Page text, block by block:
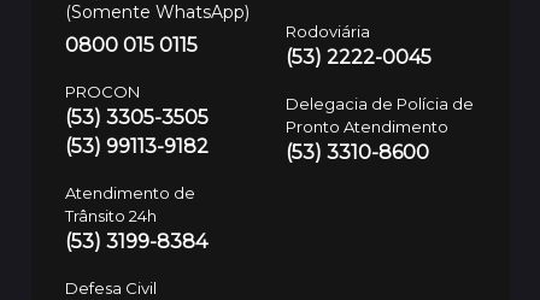
(Somente WhatsApp)
0800 015 0115
PROCON
(53) 3305-3505
(53) 99113-9182
Atendimento de
Trânsito 24h
(53) 3199-8384
Defesa Civil
Rodoviária
(53) 2222-0045
Delegacia de Polícia de
Pronto Atendimento
(53) 3310-8600